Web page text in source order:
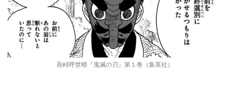
吾峠呼世晴『鬼滅の刃』第１巻（集英社）